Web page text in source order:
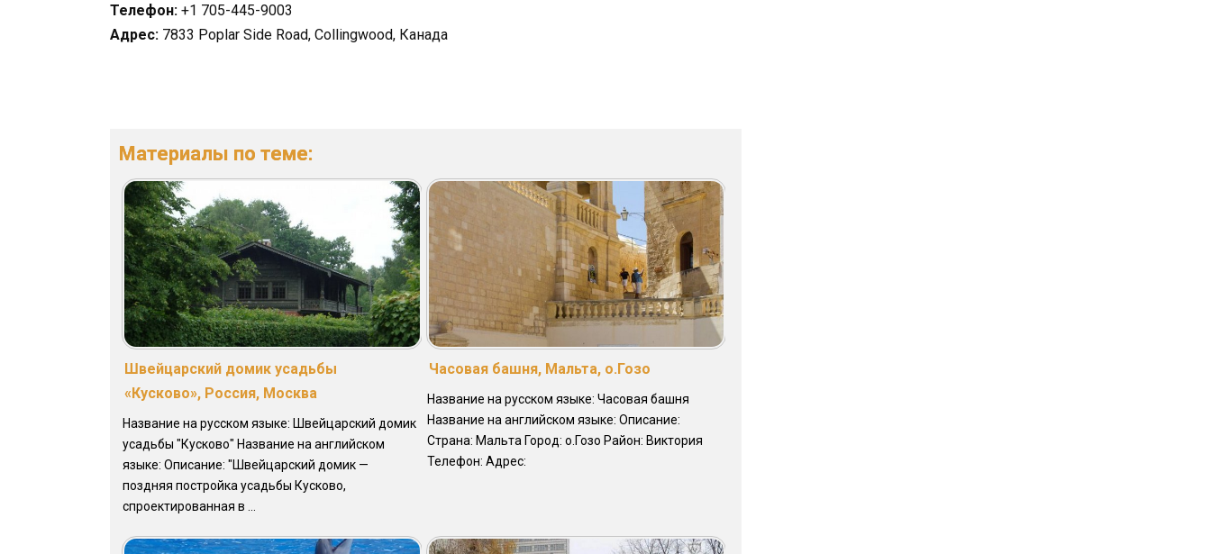
Телефон: +1 705-445-9003
Адрес: 7833 Poplar Side Road, Collingwood, Канада
Материалы по теме:
Швейцарский домик усадьбы
«Кусково», Россия, Москва
Название на русском языке: Швейцарский домик
усадьбы "Кусково" Название на английском
языке: Описание: "Швейцарский домик —
поздняя постройка усадьбы Кусково,
спроектированная в ...
Часовая башня, Мальта, о.Гозо
Название на русском языке: Часовая башня
Название на английском языке: Описание:
Страна: Мальта Город: о.Гозо Район: Виктория
Телефон: Адрес: